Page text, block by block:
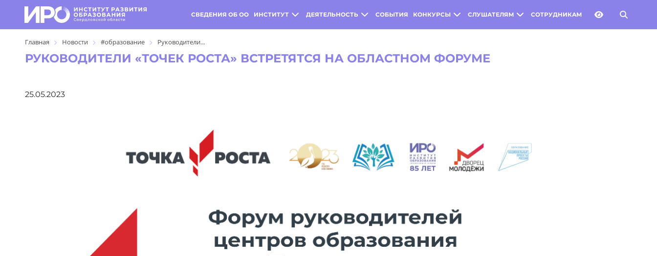
СВЕДЕНИЯ ОБ ОО ИНСТИТУТ ДЕЯТЕЛЬНОСТЬ СОБЫТИЯ КОНКУРСЫ СЛУШАТЕЛЯМ СОТРУДНИКАМ
Главная Новости #образование Руководители...
РУКОВОДИТЕЛИ «ТОЧЕК РОСТА» ВСТРЕТЯТСЯ НА ОБЛАСТНОМ ФОРУМЕ
25.05.2023